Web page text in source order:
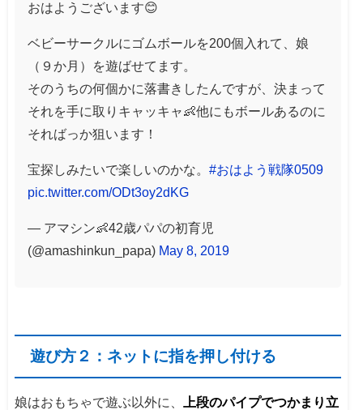
おはようございます😊
ベビーサークルにゴムボールを200個入れて、娘
（９か月）を遊ばせてます。
そのうちの何個かに落書きしたんですが、決まって
それを手に取りキャッキャ👶他にもボールあるのに
そればっか狙います！
宝探しみたいで楽しいのかな。 #おはよう戦隊0509
pic.twitter.com/ODt3oy2dKG
— アマシン👶42歳パパの初育児
(@amashinkun_papa) May 8, 2019
遊び方２：ネットに指を押し付ける
娘はおもちゃで遊ぶ以外に、
上段のパイプでつかまり立